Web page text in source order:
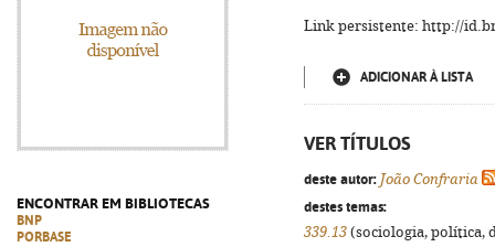
ENCONTRAR EM BIBLIOTECAS
BNP
PORBASE
Link persistente: http://
ADICIONAR À LISTA
VER TÍTULOS
deste autor: João Confraria
destes temas:
339.13 (sociologia, política,